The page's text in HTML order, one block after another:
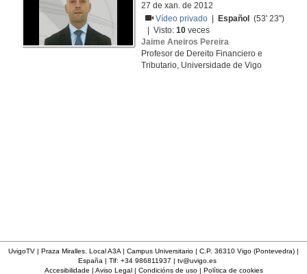
27 de xan. de 2012
Vídeo privado
Español
(53' 23'')
| Visto:10 veces
Jaime Aneiros Pereira
Profesor de Dereito Financiero e
Tributario, Universidade de Vigo
UvigoTV | Praza Miralles. Local A3A | Campus Universitario | C.P. 36310 Vigo (Pontevedra) |
España | Tlf: +34 986811937 | tv@uvigo.es
Accesibilidade | Aviso Legal| Condicións de uso| Política de cookies